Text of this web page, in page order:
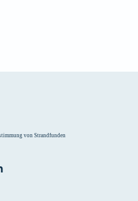
von Strandfunden